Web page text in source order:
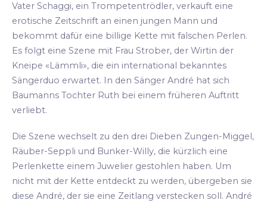
Vater Schaggi, ein Trompetentrödler, verkauft eine
erotische Zeitschrift an einen jungen Mann und
bekommt dafür eine billige Kette mit falschen Perlen.
Es folgt eine Szene mit Frau Strober, der Wirtin der
Kneipe «Lämmli», die ein international bekanntes
Sängerduo erwartet. In den Sänger André hat sich
Baumanns Tochter Ruth bei einem früheren Auftritt
verliebt.
Die Szene wechselt zu den drei Dieben Zungen-Miggel,
Räuber-Seppli und Bunker-Willy, die kürzlich eine
Perlenkette einem Juwelier gestohlen haben. Um
nicht mit der Kette entdeckt zu werden, übergeben sie
diese André, der sie eine Zeitlang verstecken soll. André